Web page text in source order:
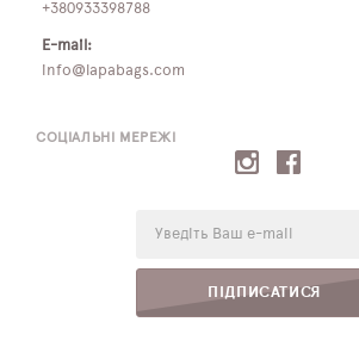
СОЦІАЛЬНІ МЕРЕЖІ
ПІДПИСАТИСЯ
+380933398788
E-mail:
info@lapabags.com